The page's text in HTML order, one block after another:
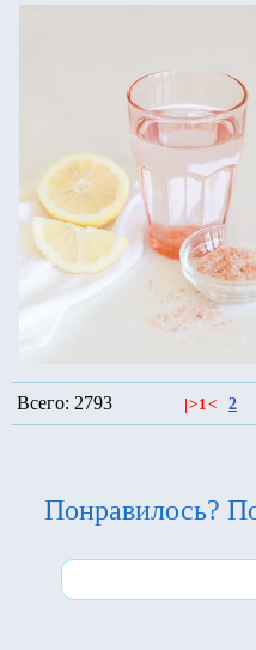
Всего: 2793 >1< 2
Понравилось?